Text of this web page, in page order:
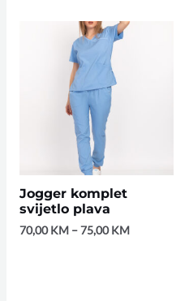
Jogger komplet
svijetlo plava
70,00KM–75,00KM